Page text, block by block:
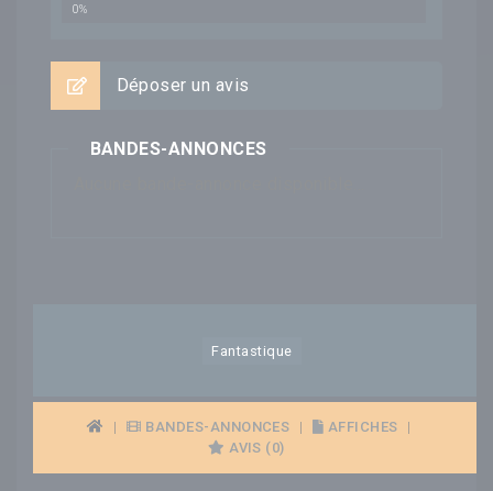
0%
Déposer un avis
BANDES-ANNONCES
Fantastique
| BANDES-ANNONCES | AFFICHES
|
AVIS (0)